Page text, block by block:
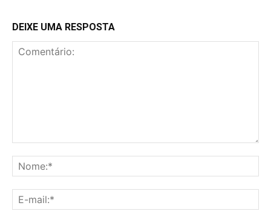
DEIXE UMA RESPOSTA